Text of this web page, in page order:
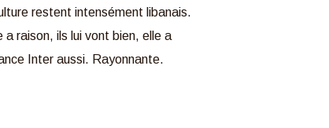
restent intensément libanais.
raison, ils lui vont bien, elle a
Inter aussi. Rayonnante.